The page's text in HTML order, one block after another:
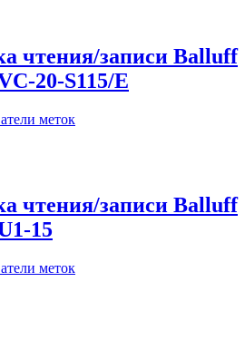
чтения/записи Balluff
20-S115/E
меток
чтения/записи Balluff
15
меток